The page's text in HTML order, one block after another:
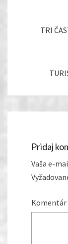
TRI
Pridaj
Vaša e-
Komentár